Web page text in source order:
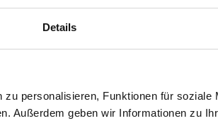
Details
personalisieren, Funktionen für soziale
Außerdem geben wir Informationen zu